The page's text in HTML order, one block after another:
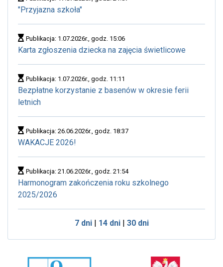
"Przyjazna szkoła"
Publikacja: 1.07.2026r., godz. 15:06
Karta zgłoszenia dziecka na zajęcia świetlicowe
Publikacja: 1.07.2026r., godz. 11:11
Bezpłatne korzystanie z basenów w okresie ferii
letnich
Publikacja: 26.06.2026r., godz. 18:37
WAKACJE 2026!
Publikacja: 21.06.2026r., godz. 21:54
Harmonogram zakończenia roku szkolnego
2025/2026
7 dni| 14 dni| 30 dni